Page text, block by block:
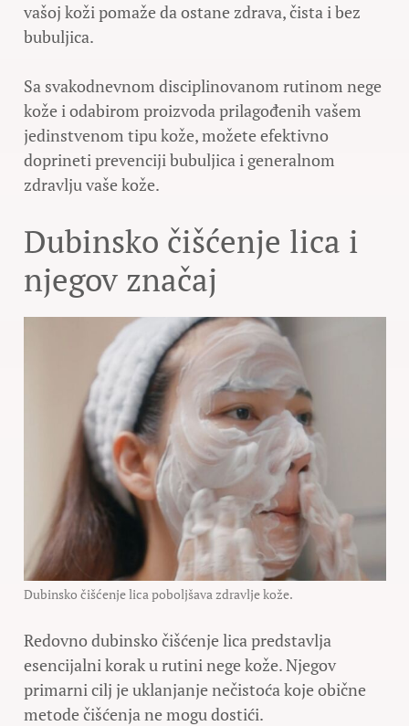
vašoj koži pomaže da ostane zdrava, čista i bez
bubuljica.
Sa svakodnevnom disciplinovanom rutinom nege
kože i odabirom proizvoda prilagođenih vašem
jedinstvenom tipu kože, možete efektivno
doprineti prevenciji bubuljica i generalnom
zdravlju vaše kože.
Dubinsko čišćenje lica i
njegov značaj
Dubinsko čišćenje lica poboljšava zdravlje kože.
Redovno dubinsko čišćenje lica predstavlja
esencijalni korak u rutini nege kože. Njegov
primarni cilj je uklanjanje nečistoća koje obične
metode čišćenja ne mogu dostići.